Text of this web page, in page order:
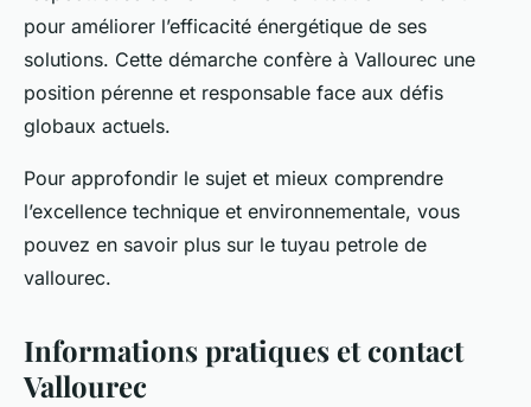
pour améliorer l’efficacité énergétique de ses
solutions. Cette démarche confère à Vallourec une
position pérenne et responsable face aux défis
globaux actuels.
Pour approfondir le sujet et mieux comprendre
l’excellence technique et environnementale, vous
pouvez en savoir plus sur le tuyau petrole de
vallourec.
Informations pratiques et contact
Vallourec